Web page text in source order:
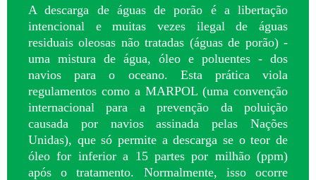
A descarga de águas de porão é a libertação
intencional e muitas vezes ilegal de águas
residuais oleosas não tratadas (águas de porão) -
uma mistura de água, óleo e poluentes - dos
navios para o oceano. Esta prática viola
regulamentos como a MARPOL (uma convenção
internacional para a prevenção da poluição
causada por navios assinada pelas Nações
Unidas), que só permite a descarga se o teor de
óleo for inferior a 15 partes por milhão (ppm)
após o tratamento. Normalmente, isso ocorre